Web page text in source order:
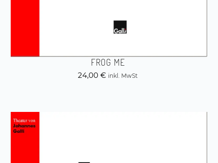
FROG ME
24,00 € inkl. MwSt